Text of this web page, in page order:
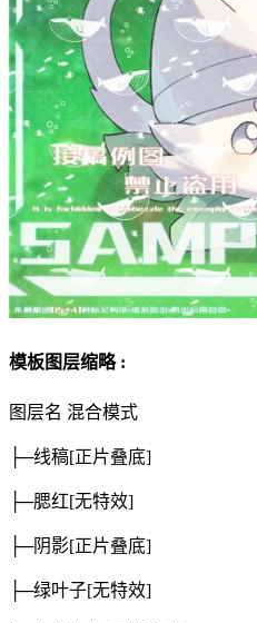
模板图层缩略 :
图层名 混合模式
├─线稿[正片叠底]
├─腮红[无特效]
├─阴影[正片叠底]
├─绿叶子[无特效]